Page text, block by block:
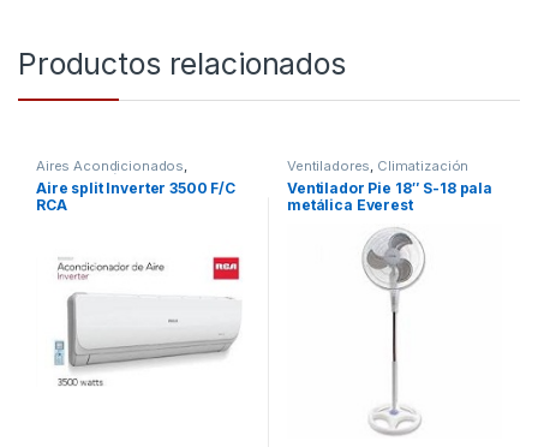
Productos relacionados
Aires Acondicionados,
Climatización
Aire split Inverter 3500 F/C
RCA
Ventiladores, Climatización
Ventilador Pie 18″ S-18 pala
metálica Everest